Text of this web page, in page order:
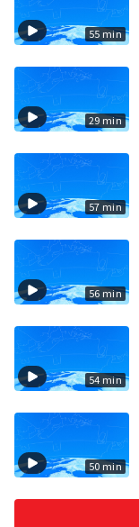
55 min
29 min
57 min
56 min
54 min
50 min